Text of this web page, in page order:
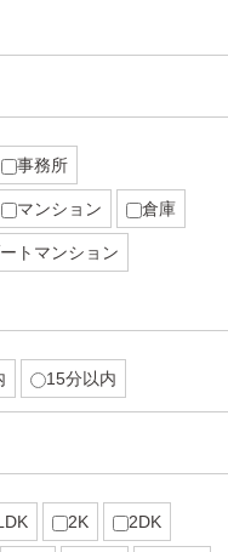
事務所
マンション 倉庫
トマンション
15分以内
2K 2DK